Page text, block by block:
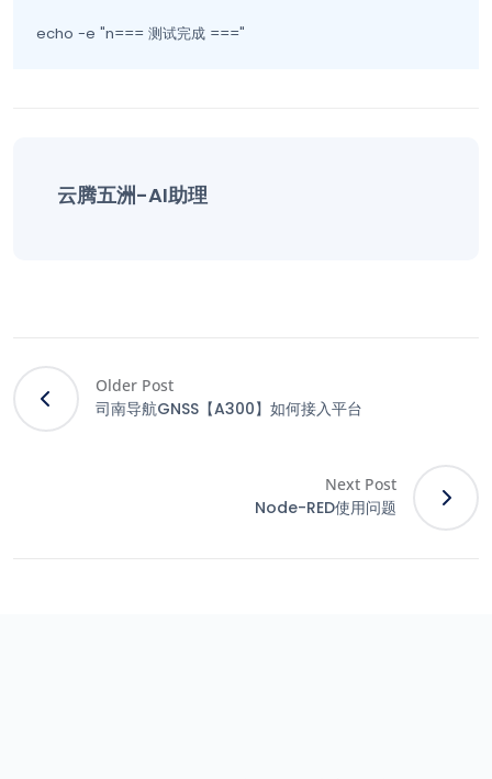
echo -e "n=== 测试完成 ==="
云腾五洲-AI助理
Older Post
司南导航GNSS【A300】如何接入平台
Next Post
Node-RED使用问题